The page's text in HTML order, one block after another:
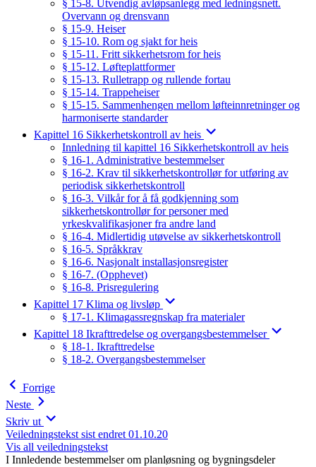
§ 15-8. Utvendig avløpsanlegg med ledningsnett.
Overvann og drensvann
§ 15-9. Heiser
§ 15-10. Rom og sjakt for heis
§ 15-11. Fritt sikkerhetsrom for heis
§ 15-12. Løfteplattformer
§ 15-13. Rulletrapp og rullende fortau
§ 15-14. Trappeheiser
§ 15-15. Sammenhengen mellom løfteinnretninger og
harmoniserte standarder
Kapittel 16 Sikkerhetskontroll av heis
Innledning til kapittel 16 Sikkerhetskontroll av heis
§ 16-1. Administrative bestemmelser
§ 16-2. Krav til sikkerhetskontrollør for utføring av
periodisk sikkerhetskontroll
§ 16-3. Vilkår for å få godkjenning som
sikkerhetskontrollør for personer med
yrkeskvalifikasjoner fra andre land
§ 16-4. Midlertidig utøvelse av sikkerhetskontroll
§ 16-5. Språkkrav
§ 16-6. Nasjonalt installasjonsregister
§ 16-7. (Opphevet)
§ 16-8. Prisregulering
Kapittel 17 Klima og livsløp
§ 17-1. Klimagassregnskap fra materialer
Kapittel 18 Ikrafttredelse og overgangsbestemmelser
§ 18-1. Ikrafttredelse
§ 18-2. Overgangsbestemmelser
Forrige
Neste
Skriv ut
Veiledningstekst sist endret 01.10.20
Vis all veiledningstekst
I Innledende bestemmelser om planløsning og bygningsdeler